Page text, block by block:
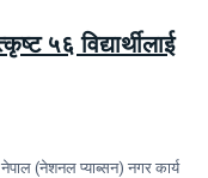
५६ विद्यार्थीलाई
(नेशनल प्याब्सन) नगर कार्य